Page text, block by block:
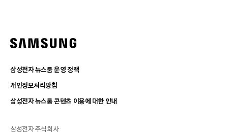
삼성전자 뉴스룸 운영 정책
개인정보처리방침
삼성전자 뉴스룸 콘텐츠 이용에 대한 안내
삼성전자 주식회사